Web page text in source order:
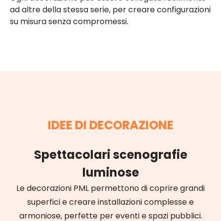
ad altre della stessa serie, per creare configurazioni
su misura senza compromessi.
IDEE DI DECORAZIONE
Spettacolari scenografie
luminose
Le decorazioni PML permettono di coprire grandi
superfici e creare installazioni complesse e
armoniose, perfette per eventi e spazi pubblici.